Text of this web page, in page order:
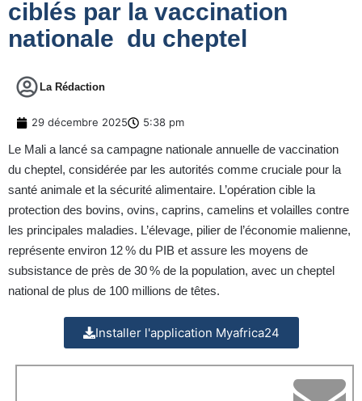
ciblés par la vaccination
nationale du cheptel
La Rédaction
29 décembre 2025 5:38 pm
Le Mali a lancé sa campagne nationale annuelle de vaccination
du cheptel, considérée par les autorités comme cruciale pour la
santé animale et la sécurité alimentaire. L’opération cible la
protection des bovins, ovins, caprins, camelins et volailles contre
les principales maladies. L’élevage, pilier de l’économie malienne,
représente environ 12 % du PIB et assure les moyens de
subsistance de près de 30 % de la population, avec un cheptel
national de plus de 100 millions de têtes.
Installer l'application Myafrica24